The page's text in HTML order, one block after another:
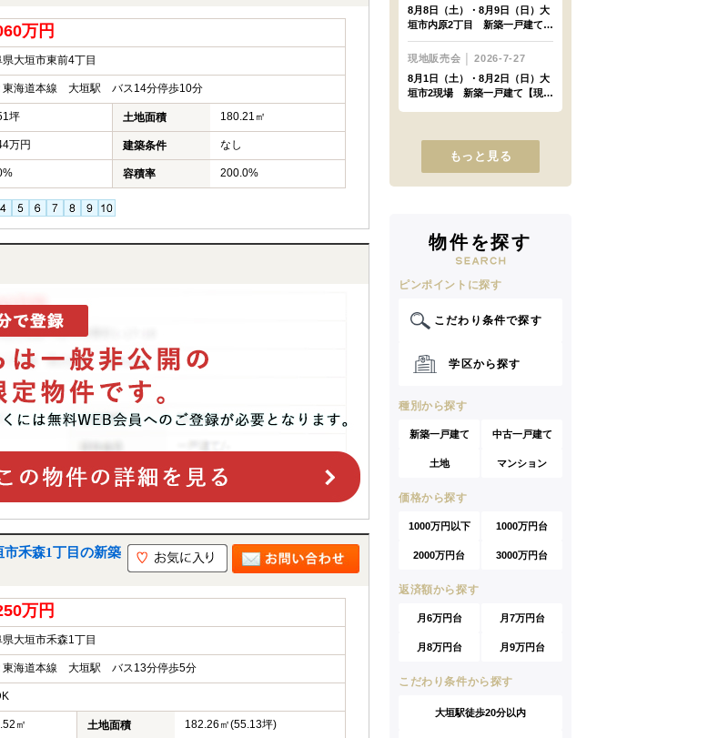
万円
県大垣市東前4丁目
東海道本線 大垣駅 バス14分停歩10分
坪 土地面積 180.21㎡
万円 建築条件 なし
容積率 200.0%
禾森1丁目の新築
万円
県大垣市禾森1丁目
東海道本線 大垣駅 バス13分停歩5分
㎡ 土地面積 182.26㎡(55.13坪)
もっと見る
物件を探す
ピンポイントに探す
こだわり条件で探す
学区から探す
種別から探す
新築一戸建て 中古一戸建て
土地 マンション
価格から探す
1000万円以下 1000万円台
2000万円台 3000万円台
返済額から探す
月6万円台 月7万円台
月8万円台 月9万円台
こだわり条件から探す
大垣駅徒歩20分以内